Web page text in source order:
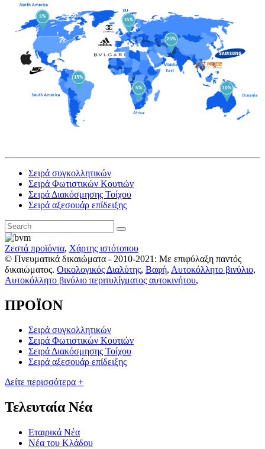
Σειρά συγκολλητικών
Σειρά Φωτιστικών Κουτιών
Σειρά Διακόσμησης Τοίχου
Σειρά αξεσουάρ επίδειξης
Ζεστά προϊόντα, Χάρτης ιστότοπου
© Πνευματικά δικαιώματα - 2010-2021: Με επιφύλαξη παντός
δικαιώματος. Οικολογικός Διαλύτης, Βαφή, Αυτοκόλλητο βινύλιο,
Αυτοκόλλητο βινύλιο περιτυλίγματος αυτοκινήτου,
ΠΡΟΪΟΝ
Σειρά συγκολλητικών
Σειρά Φωτιστικών Κουτιών
Σειρά Διακόσμησης Τοίχου
Σειρά αξεσουάρ επίδειξης
Δείτε περισσότερα +
Τελευταία Νέα
Εταιρικά Νέα
Νέα του Κλάδου